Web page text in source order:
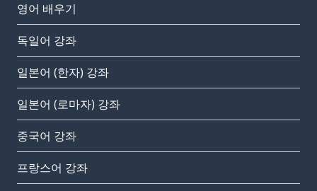
영어 배우기
독일어 강좌
일본어 (한자) 강좌
일본어 (로마자) 강좌
중국어 강좌
프랑스어 강좌